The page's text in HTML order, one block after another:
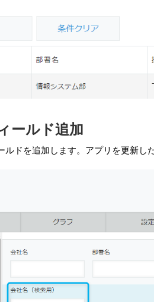
ールド追加
ルドを追加します。アプリを更新し